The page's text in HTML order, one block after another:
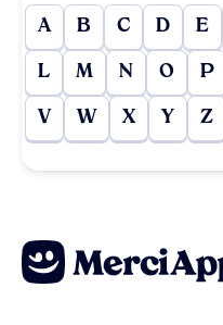
A B C D E
L M N O P
V W X Y Z